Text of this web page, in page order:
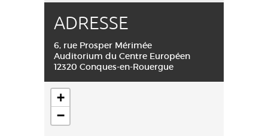
ADRESSE
6, rue Prosper Mérimée
Auditorium du Centre Européen
12320 Conques-en-Rouergue
+
−